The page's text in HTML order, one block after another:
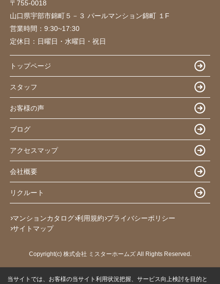
〒755-0018
山口県宇部市錦町５－３ パールマンション錦町 １F
営業時間： 9:30~17:30
定休日： 日曜日・水曜日・祝日
トップページ
スタッフ
お客様の声
ブログ
アクセスマップ
会社概要
リクルート
マンションカタログ 利用規約 プライバシーポリシー
サイトマップ
Copyright(c) 株式会社 ミスターホームズ All Rights Reserved.
当サイトでは、お客様の当サイト利用状況把握、サービス向上検討を目的と